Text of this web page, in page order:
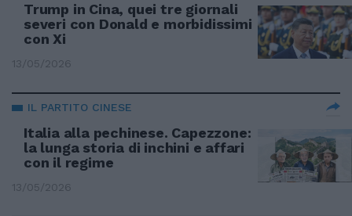
Trump in Cina, quei tre giornali
severi con Donald e morbidissimi
con Xi
13/05/2026
IL PARTITO CINESE
Italia alla pechinese. Capezzone:
la lunga storia di inchini e affari
con il regime
13/05/2026